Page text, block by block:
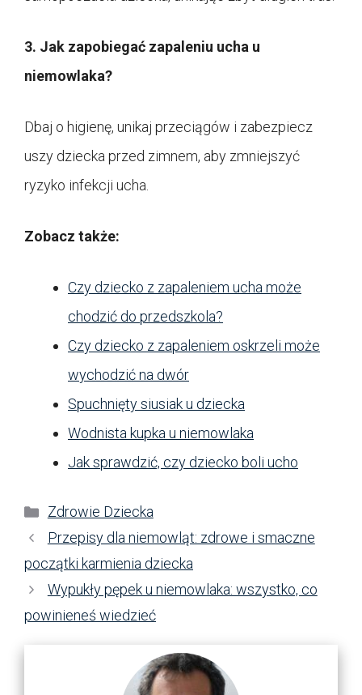
3. Jak zapobiegać zapaleniu ucha u
niemowlaka?
Dbaj o higienę, unikaj przeciągów i zabezpiecz
uszy dziecka przed zimnem, aby zmniejszyć
ryzyko infekcji ucha.
Zobacz także:
Czy dziecko z zapaleniem ucha może
chodzić do przedszkola?
Czy dziecko z zapaleniem oskrzeli może
wychodzić na dwór
Spuchnięty siusiak u dziecka
Wodnista kupka u niemowlaka
Jak sprawdzić, czy dziecko boli ucho
Kategorie
Zdrowie Dziecka
Przepisy dla niemowląt: zdrowe i smaczne
początki karmienia dziecka
Wypukły pępek u niemowlaka: wszystko, co
powinieneś wiedzieć